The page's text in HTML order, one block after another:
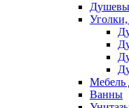
Мебель
Ванны